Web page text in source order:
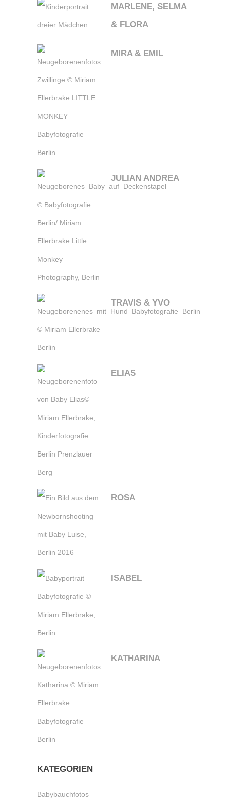
MARLENE, SELMA
& FLORA
MIRA & EMIL
JULIAN ANDREA
TRAVIS & YVO
ELIAS
ROSA
ISABEL
KATHARINA
KATEGORIEN
Babybauchfotos